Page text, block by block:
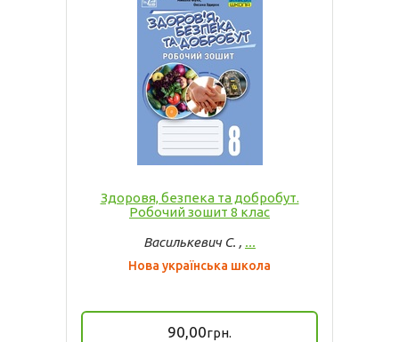
Здоровя, безпека та добробут.
Робочий зошит 8 клас
Василькевич С. , ...
Нова українська школа
90,00грн.